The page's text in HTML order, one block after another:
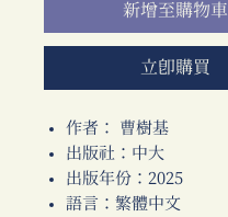
新增至購物車
立即購買
作者： 曹樹基
出版社：中大
出版年份：2025
語言：繁體中文